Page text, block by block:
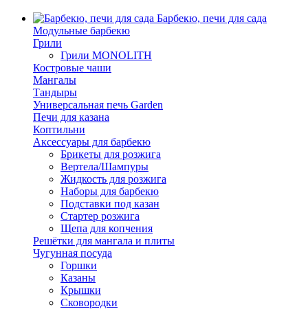
Барбекю, печи для сада
Модульные барбекю
Грили
Грили MONOLITH
Костровые чаши
Мангалы
Тандыры
Универсальная печь Garden
Печи для казана
Коптильни
Аксессуары для барбекю
Брикеты для розжига
Вертела/Шампуры
Жидкость для розжига
Наборы для барбекю
Подставки под казан
Стартер розжига
Щепа для копчения
Решётки для мангала и плиты
Чугунная посуда
Горшки
Казаны
Крышки
Сковородки